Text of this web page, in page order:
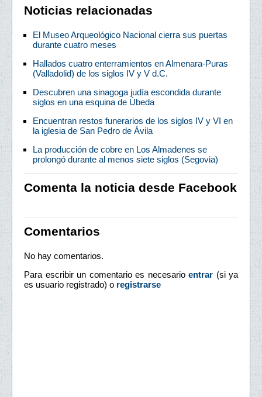
Noticias relacionadas
El Museo Arqueológico Nacional cierra sus puertas
durante cuatro meses
Hallados cuatro enterramientos en Almenara-Puras
(Valladolid) de los siglos IV y V d.C.
Descubren una sinagoga judía escondida durante
siglos en una esquina de Úbeda
Encuentran restos funerarios de los siglos IV y VI en
la iglesia de San Pedro de Ávila
La producción de cobre en Los Almadenes se
prolongó durante al menos siete siglos (Segovia)
Comenta la noticia desde Facebook
Comentarios
No hay comentarios.
Para escribir un comentario es necesario entrar (si ya
es usuario registrado) o registrarse